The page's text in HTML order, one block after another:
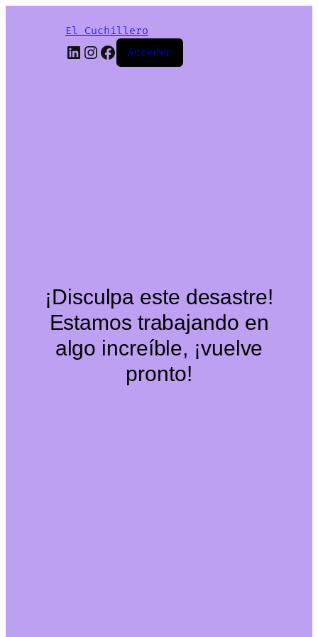
El Cuchillero
LinkedIn
Instagram
Facebook
Acceder
¡Disculpa este desastre!
Estamos trabajando en
algo increíble, ¡vuelve
pronto!